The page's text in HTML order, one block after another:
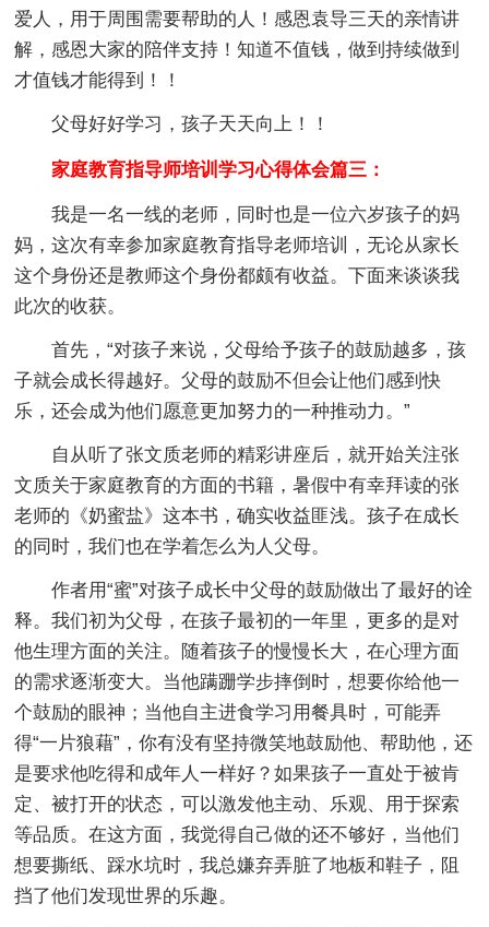
爱人，用于周围需要帮助的人！感恩袁导三天的亲情讲
解，感恩大家的陪伴支持！知道不值钱，做到持续做到
才值钱才能得到！！
父母好好学习，孩子天天向上！！
家庭教育指导师培训学习心得体会篇三：
我是一名一线的老师，同时也是一位六岁孩子的妈
妈，这次有幸参加家庭教育指导老师培训，无论从家长
这个身份还是教师这个身份都颇有收益。下面来谈谈我
此次的收获。
首先，“对孩子来说，父母给予孩子的鼓励越多，孩
子就会成长得越好。父母的鼓励不但会让他们感到快
乐，还会成为他们愿意更加努力的一种推动力。”
自从听了张文质老师的精彩讲座后，就开始关注张
文质关于家庭教育的方面的书籍，暑假中有幸拜读的张
老师的《奶蜜盐》这本书，确实收益匪浅。孩子在成长
的同时，我们也在学着怎么为人父母。
作者用“蜜”对孩子成长中父母的鼓励做出了最好的诠
释。我们初为父母，在孩子最初的一年里，更多的是对
他生理方面的关注。随着孩子的慢慢长大，在心理方面
的需求逐渐变大。当他蹒跚学步摔倒时，想要你给他一
个鼓励的眼神；当他自主进食学习用餐具时，可能弄
得“一片狼藉”，你有没有坚持微笑地鼓励他、帮助他，还
是要求他吃得和成年人一样好？如果孩子一直处于被肯
定、被打开的状态，可以激发他主动、乐观、用于探索
等品质。在这方面，我觉得自己做的还不够好，当他们
想要撕纸、踩水坑时，我总嫌弃弄脏了地板和鞋子，阻
挡了他们发现世界的乐趣。